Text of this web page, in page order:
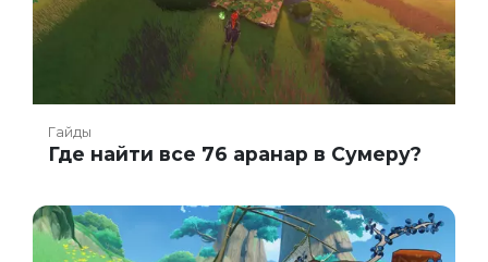
Гайды
Где найти все 76 аранар в Сумеру?